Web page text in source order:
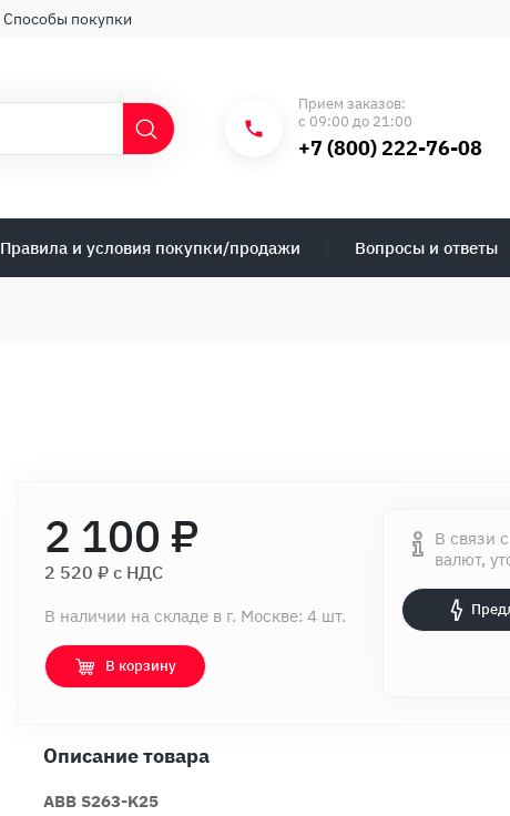
Способы покупки
Прием заказов:
с 09:00 до 21:00
+7 (800) 222-76-08
Правила и условия покупки/продажи Вопросы и ответы
2 100 ₽
2 520 ₽ c НДС
В наличии на складе в г. Москве: 4 шт.
В корзину
В связи
валют,
Описание товара
ABB S263-K25